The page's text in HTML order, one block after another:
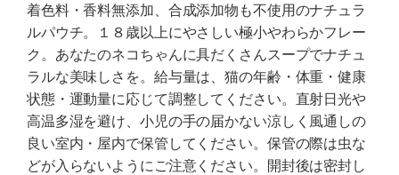
着色料・香料無添加、合成添加物も不使用のナチュラ
ルパウチ。１８歳以上にやさしい極小やわらかフレー
ク。あなたのネコちゃんに具だくさんスープでナチュ
ラルな美味しさを。給与量は、猫の年齢・体重・健康
状態・運動量に応じて調整してください。直射日光や
高温多湿を避け、小児の手の届かない涼しく風通しの
良い室内・屋内で保管してください。保管の際は虫な
どが入らないようにご注意ください。開封後は密封し